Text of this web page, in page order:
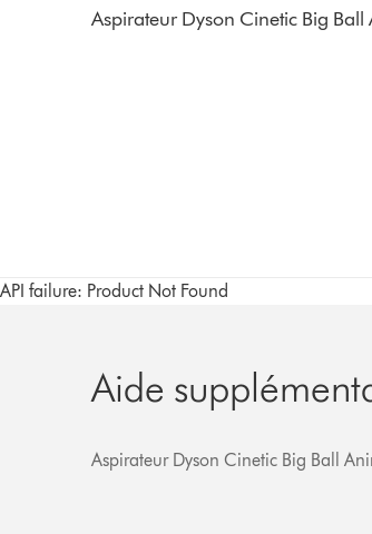
Aspirateur Dyson Cinetic Big Ball
API failure: Product Not Found
Aide
Aspirateur Dyson Cinetic Big Ball